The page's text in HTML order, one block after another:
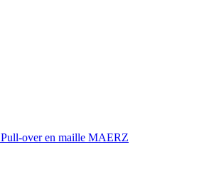
Pull-over en maille MAERZ